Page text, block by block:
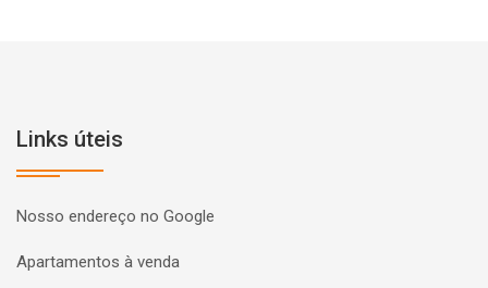
Links úteis
Nosso endereço no Google
Apartamentos à venda